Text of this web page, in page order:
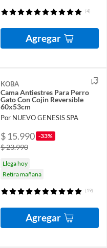
(4)
Agregar
KOBA
Cama Antiestres Para Perro
Gato Con Cojin Reversible
60x53cm
Por NUEVO GENESIS SPA
$ 15.990 -33%
$ 23.990
Llega hoy
Retira mañana
(19)
Agregar